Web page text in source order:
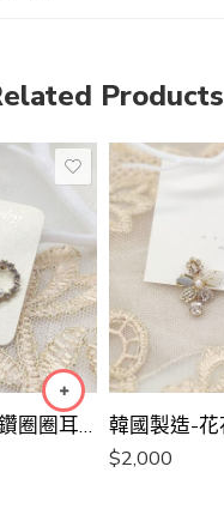
Products
韓國製造-珍珠閃鑽圈圈耳環
$2,000